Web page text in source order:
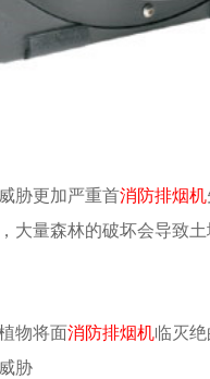
胁更加严重首消防排烟机
大量森林的破坏会导致
物将面消防排烟机临灭绝
胁